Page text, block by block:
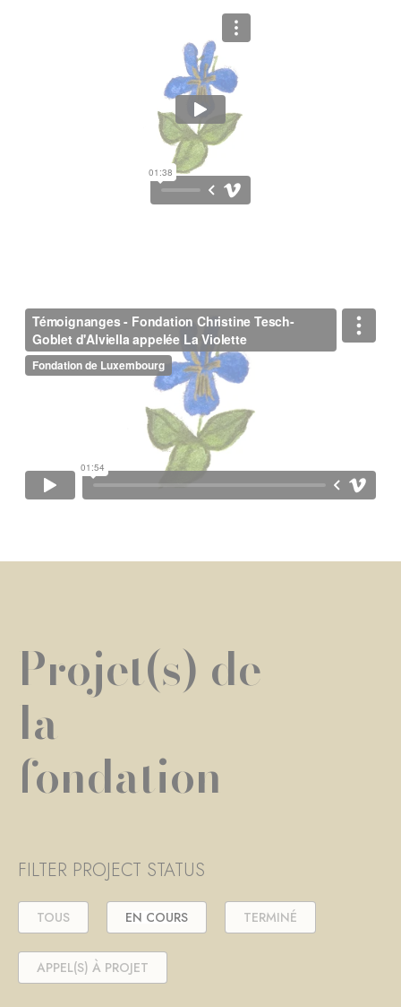
Projet(s) de
la
fondation
FILTER PROJECT STATUS
TOUS EN COURS TERMINÉ
APPEL(S) À PROJET